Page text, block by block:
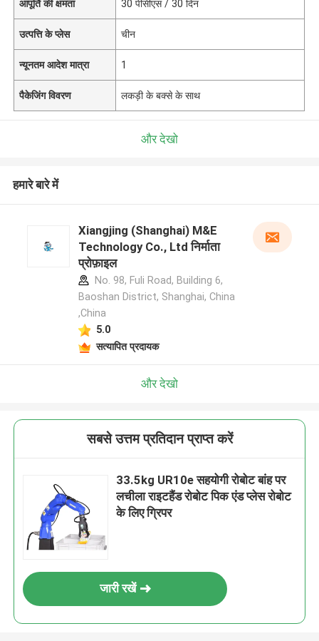
आपूर्ति की क्षमता 30 पीसीएस / 30 दिन
उत्पत्ति के प्लेस चीन
न्यूनतम आदेश मात्रा 1
पैकेजिंग विवरण लकड़ी के बक्से के साथ
और देखो
हमारे बारे में
Xiangjing (Shanghai) M&E
Technology Co., Ltd निर्माता
प्रोफ़ाइल
No. 98, Fuli Road, Building 6,
Baoshan District, Shanghai, China
,China
5.0
सत्यापित प्रदायक
और देखो
सबसे उत्तम प्रतिदान प्राप्त करें
33.5kg UR10e सहयोगी रोबोट बांह पर
लचीला राइटहैंड रोबोट पिक एंड प्लेस रोबोट
के लिए ग्रिपर
जारी रखें